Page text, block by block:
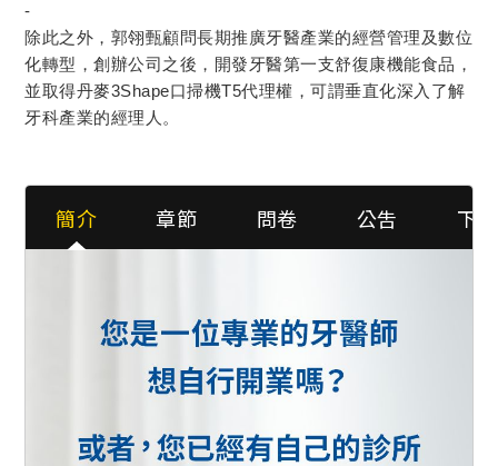
-
除此之外，郭翎甄顧問長期推廣牙醫產業的經營管理及數位
化轉型，創辦公司之後，開發牙醫第一支舒復康機能食品，
並取得丹麥3Shape口掃機T5代理權，可謂垂直化深入了解
牙科產業的經理人。
簡介 章節 問卷 公吿 下載